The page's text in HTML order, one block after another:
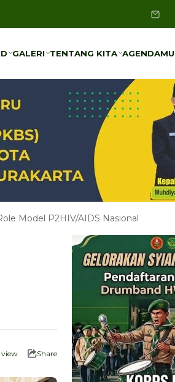
GALERI TENTANG KITA AGENDAMU
Model P2HIV/AIDS Nasional
view Share